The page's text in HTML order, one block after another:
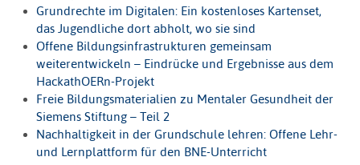
Grundrechte im Digitalen: Ein kostenloses Kartenset,
das Jugendliche dort abholt, wo sie sind
Offene Bildungsinfrastrukturen gemeinsam
weiterentwickeln – Eindrücke und Ergebnisse aus dem
HackathOERn-Projekt
Freie Bildungsmaterialien zu Mentaler Gesundheit der
Siemens Stiftung – Teil 2
Nachhaltigkeit in der Grundschule lehren: Offene Lehr-
und Lernplattform für den BNE-Unterricht